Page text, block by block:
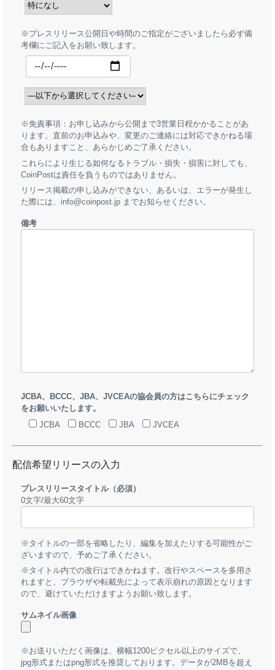
※プレスリリース公開日や時間のご指定がございましたら必ず備
考欄にご記入をお願い致します。
※免責事項：お申し込みから公開まで3営業日程かかることがあ
ります。直前のお申込みや、変更のご連絡には対応できかねる場
合もありますこと、あらかじめご了承ください。
これらにより生じる如何なるトラブル・損失・損害に対しても、
CoinPostは責任を負うものではありません。
リリース掲載の申し込みができない、あるいは、エラーが発生し
た際には、info@coinpost.jp までお知らせください。
備考
JCBA、BCCC、JBA、JVCEAの協会員の方はこちらにチェック
をお願いいたします。
JCBA
BCCC JBA JVCEA
配信希望リリースの入力
プレスリリースタイトル（必須）
0文字/最大60文字
※タイトルの一部を省略したり、編集を加えたりする可能性がご
ざいますので、予めご了承ください。
※タイトル内での改行はできかねます。改行やスペースを多用さ
れますと、ブラウザや転載先によって表示崩れの原因となります
ので、避けていただけますようお願い致します。
サムネイル画像
※お送りいただく画像は、横幅1200ピクセル以上のサイズで、
jpg形式またはpng形式を推奨しております。データが2MBを超え